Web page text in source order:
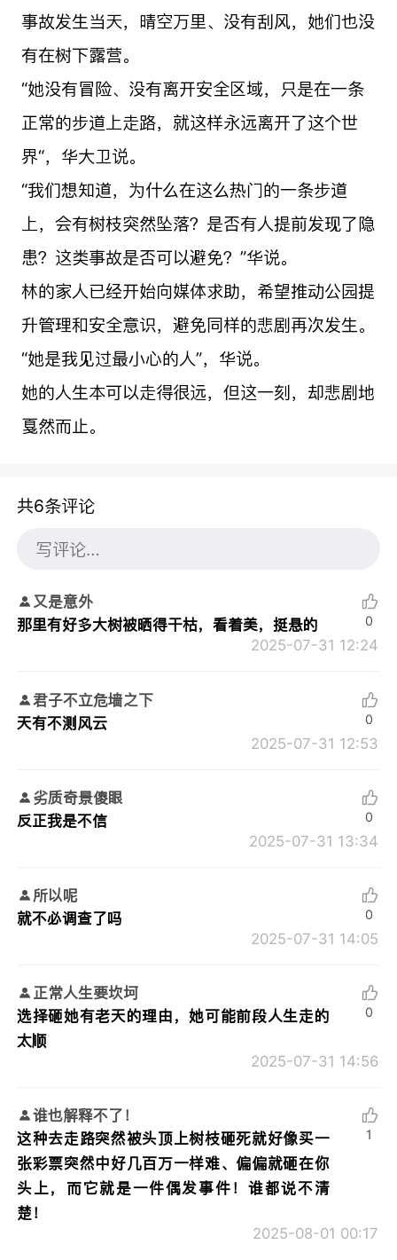
事故发生当天，晴空万里、没有刮风，她们也没
有在树下露营。
“她没有冒险、没有离开安全区域，只是在一条
正常的步道上走路，就这样永远离开了这个世
界“，华大卫说。
“我们想知道，为什么在这么热门的一条步道
上，会有树枝突然坠落？是否有人提前发现了隐
患？这类事故是否可以避免？”华说。
林的家人已经开始向媒体求助，希望推动公园提
升管理和安全意识，避免同样的悲剧再次发生。
“她是我见过最小心的人”，华说。
她的人生本可以走得很远，但这一刻，却悲剧地
戛然而止。
共6条评论
又是意外
那里有好多大树被晒得干枯，看着美，挺悬的
2025-07-31 12:24
0
君子不立危墙之下
天有不测风云
2025-07-31 12:53
0
劣质奇景傻眼
反正我是不信
2025-07-31 13:34
0
所以呢
就不必调查了吗
2025-07-31 14:05
0
正常人生要坎坷
选择砸她有老天的理由，她可能前段人生走的
太顺
2025-07-31 14:56
0
谁也解释不了！
这种去走路突然被头顶上树枝砸死就好像买一
张彩票突然中好几百万一样难、偏偏就砸在你
头上，而它就是一件偶发事件！谁都说不清
楚！
2025-08-01 00:17
1